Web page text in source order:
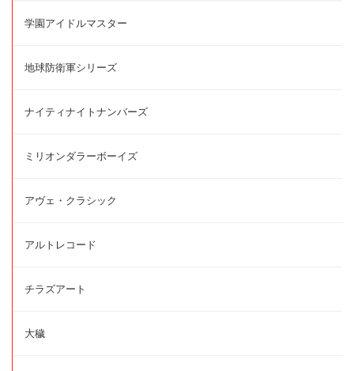
学園アイドルマスター
地球防衛軍シリーズ
ナイティナイトナンバーズ
ミリオンダラーボーイズ
アヴェ・クラシック
アルトレコード
チラズアート
大穢